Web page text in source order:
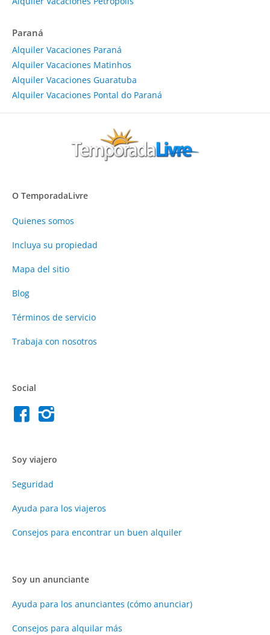
Paraná
Alquiler Vacaciones Paraná
Alquiler Vacaciones Matinhos
Alquiler Vacaciones Guaratuba
Alquiler Vacaciones Pontal do Paraná
O TemporadaLivre
Quienes somos
Incluya su propiedad
Mapa del sitio
Blog
Términos de servicio
Trabaja con nosotros
Social
Soy viajero
Seguridad
Ayuda para los viajeros
Consejos para encontrar un buen alquiler
Soy un anunciante
Ayuda para los anunciantes (cómo anunciar)
Consejos para alquilar más